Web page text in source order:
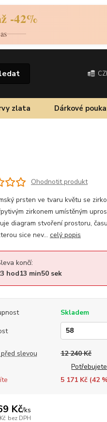
-42%
zlata Dárkové
Ohodnotit produkt
prsten ve tvaru květu se
zirkonem umístěným
diagram stvoření prostoru,
sice nev... celý popis
končí:
hod13 min49sek
Skladem
slevou
12 240 Kč
5 171 Kč (42
Kč/ks
bez DPH